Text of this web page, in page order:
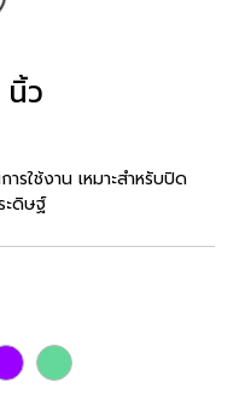
นิ้ว
รใช้งาน เหมาะสำหรับปิด
ดิษฐ์